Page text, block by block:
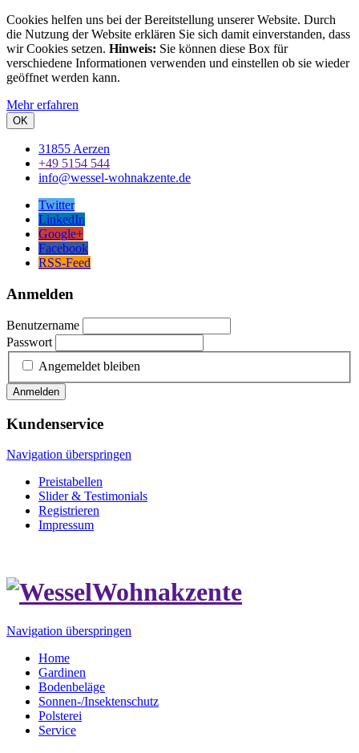
Cookies helfen uns bei der Bereitstellung unserer Website. Durch
die Nutzung der Website erklären Sie sich damit einverstanden, dass
wir Cookies setzen. Hinweis: Sie können diese Box für
verschiedene Informationen verwenden und einstellen ob sie wieder
geöffnet werden kann.
Mehr erfahren
OK
31855 Aerzen
+49 5154 544
info@wessel-wohnakzente.de
Twitter
LinkedIn
Google+
Facebook
RSS-Feed
Anmelden
Benutzername
Passwort
Angemeldet bleiben
Anmelden
Kundenservice
Navigation überspringen
Preistabellen
Slider & Testimonials
Registrieren
Impressum
Navigation überspringen
Home
Gardinen
Bodenbeläge
Sonnen-/Insektenschutz
Polsterei
Service